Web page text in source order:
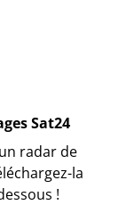
Sat24
radar de
la
!